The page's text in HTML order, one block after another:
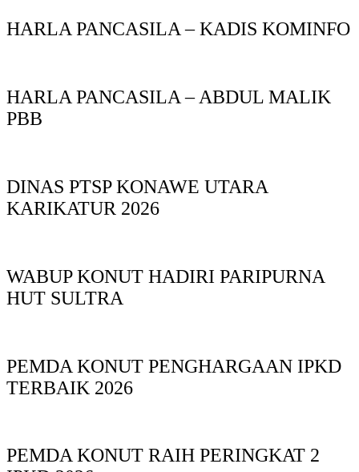
HARLA PANCASILA – KADIS KOMINFO
HARLA PANCASILA – ABDUL MALIK
PBB
DINAS PTSP KONAWE UTARA
KARIKATUR 2026
WABUP KONUT HADIRI PARIPURNA
HUT SULTRA
PEMDA KONUT PENGHARGAAN IPKD
TERBAIK 2026
PEMDA KONUT RAIH PERINGKAT 2